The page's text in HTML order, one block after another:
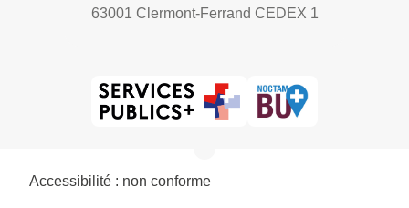
63001 Clermont-Ferrand CEDEX 1
Accessibilité : non conforme